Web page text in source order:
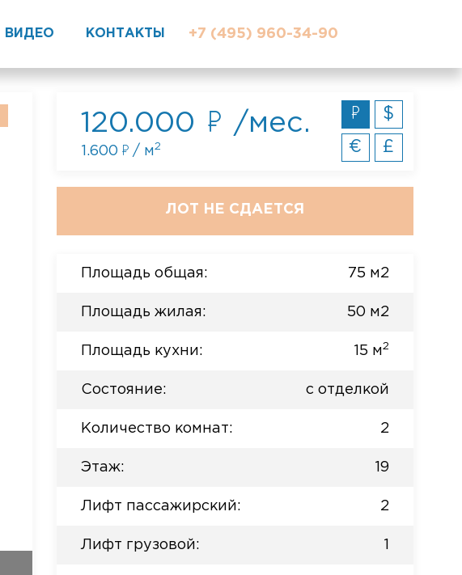
+7 (495) 960-34-90
ВИДЕО КОНТАКТЫ
$
£
€
120.000 /мес.
1.600 / м2
ЛОТ НЕ СДАЕТСЯ
Площадь общая: 75 м2
Площадь жилая: 50 м2
Площадь кухни: 15 м2
Состояние: с отделкой
Количество комнат: 2
Этаж: 19
Лифт пассажирский: 2
Лифт грузовой: 1